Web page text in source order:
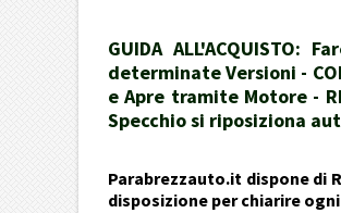
GUIDA ALL'ACQUISTO:
determinate Versioni -
e Apre tramite Motore -
Specchio si riposiziona
Parabrezzauto.it dispone di
disposizione per chiarire